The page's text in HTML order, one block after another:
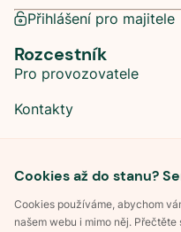
Cookies až do stanu?
Cookies používáme, abychom
našem webu i mimo něj.
Přihlášení pro majitele
Rozcestník
Pro provozovatele
Kontakty